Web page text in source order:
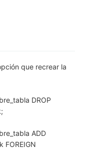
que recrear la
DROP
ADD
FOREIGN